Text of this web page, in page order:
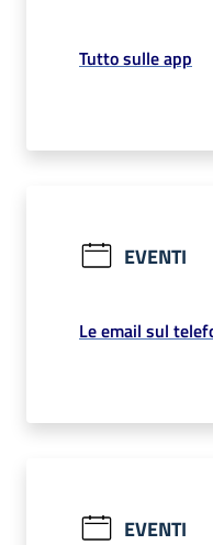
Tutto sulle app
EVENTI
Le email sul
EVENTI